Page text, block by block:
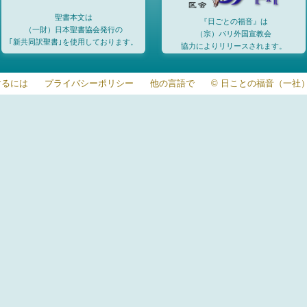
聖書本文は
（一財）日本聖書協会発行の
｢新共同訳聖書｣を使用しております。
『日ごとの福音』は
（宗）パリ外国宣教会
協力によりリリースされます。
には プライバシーポリシー 他の言語で © 日ことの福音（一社